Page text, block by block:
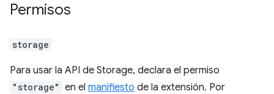
Permisos
storage
Para usar la API de Storage, declara el permiso
"storage" en el manifiesto de la extensión. Por